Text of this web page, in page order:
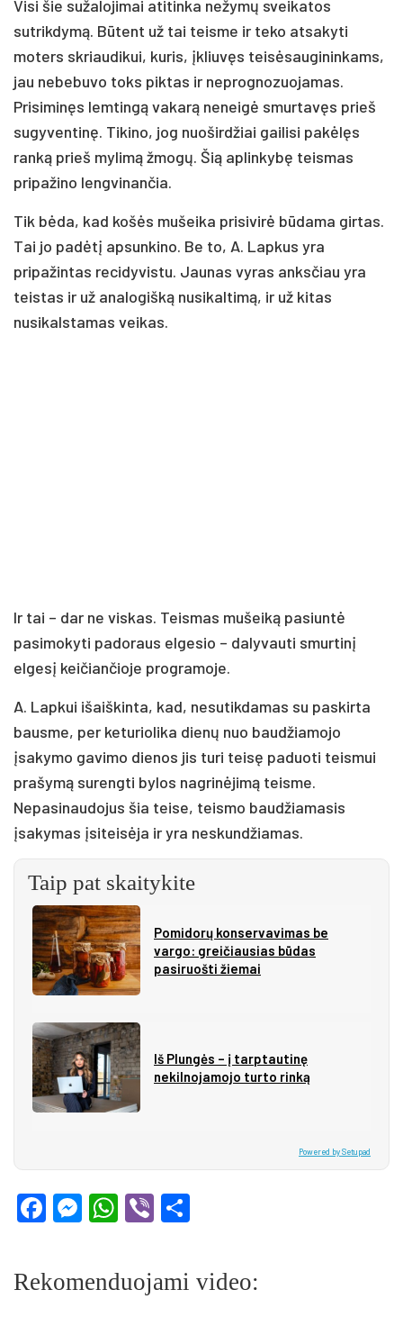
Visi šie sužalojimai atitinka nežymų sveikatos
sutrikdymą. Būtent už tai teisme ir teko atsakyti
moters skriaudikui, kuris, įkliuvęs teisėsaugininkams,
jau nebebuvo toks piktas ir neprognozuojamas.
Prisiminęs lemtingą vakarą neneigė smurtavęs prieš
sugyventinę. Tikino, jog nuoširdžiai gailisi pakėlęs
ranką prieš mylimą žmogų. Šią aplinkybę teismas
pripažino lengvinančia.
Tik bėda, kad košės mušeika prisivirė būdama girtas.
Tai jo padėtį apsunkino. Be to, A. Lapkus yra
pripažintas recidyvistu. Jaunas vyras anksčiau yra
teistas ir už analogišką nusikaltimą, ir už kitas
nusikalstamas veikas.
Ir tai – dar ne viskas. Teismas mušeiką pasiuntė
pasimokyti padoraus elgesio – dalyvauti smurtinį
elgesį keičiančioje programoje.
A. Lapkui išaiškinta, kad, nesutikdamas su paskirta
bausme, per keturiolika dienų nuo baudžiamojo
įsakymo gavimo dienos jis turi teisę paduoti teismui
prašymą surengti bylos nagrinėjimą teisme.
Nepasinaudojus šia teise, teismo baudžiamasis
įsakymas įsiteisėja ir yra neskundžiamas.
Taip pat skaitykite
Pomidorų konservavimas be
vargo: greičiausias būdas
pasiruošti žiemai
Iš Plungės – į tarptautinę
nekilnojamojo turto rinką
Powered by Setupad
Facebook
Messenger
WhatsApp
Viber
Rekomenduojami video: